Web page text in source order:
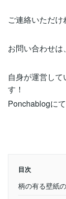
ご連絡いただけ
お問い合わせ
自身が運営し
す！
Ponchablogに
目次
柄の有る壁紙